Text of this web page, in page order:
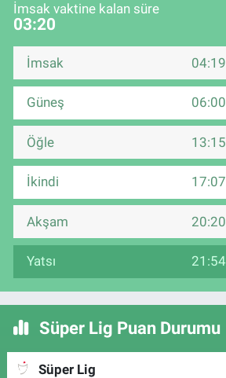
İmsak vaktine kalan süre
03:19
İmsak 04:19
Güneş 06:00
Öğle 13:15
İkindi 17:07
Akşam 20:20
Yatsı 21:54
Süper Lig Puan Durumu
Süper Lig